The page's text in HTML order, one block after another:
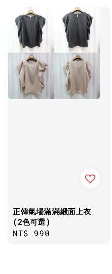
正韓氣場滿滿緞面上衣
(2色可選)
Regular
NT$ 990